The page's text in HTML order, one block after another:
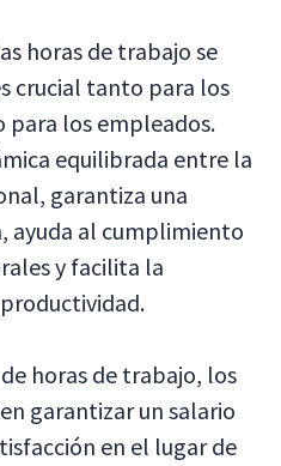
horas de trabajo se
crucial tanto para los
para los empleados.
equilibrada entre la
garantiza una
ayuda al cumplimiento
y facilita la
horas de trabajo, los
garantizar un salario
en el lugar de